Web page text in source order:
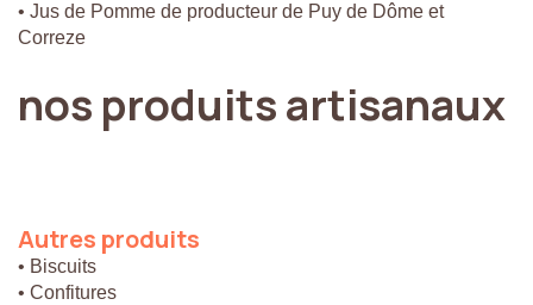
• Jus de Pomme de producteur de Puy de Dôme et
Correze
nos produitsartisanaux
Autres produits
• Biscuits
• Confitures